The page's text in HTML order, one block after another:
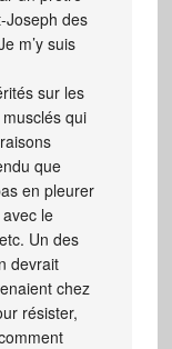
Joseph des
m’y suis
sur les
qui
que
en pleurer
le
Un des
devrait
chez
résister,